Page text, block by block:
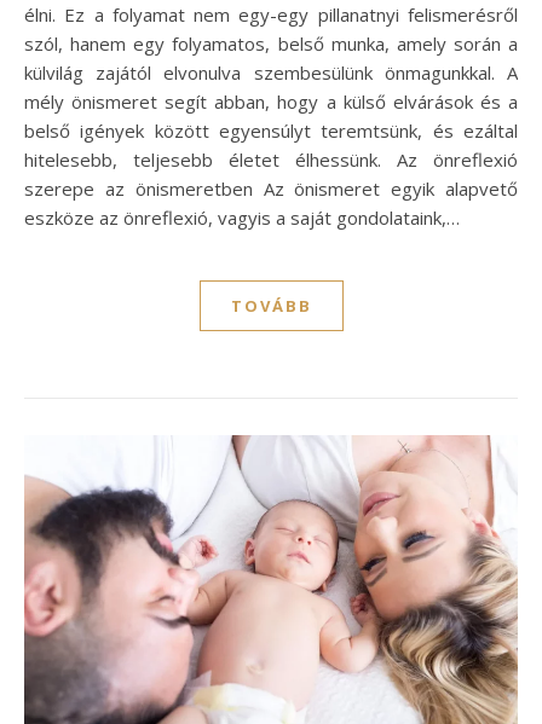
élni. Ez a folyamat nem egy-egy pillanatnyi felismerésről
szól, hanem egy folyamatos, belső munka, amely során a
külvilág zajától elvonulva szembesülünk önmagunkkal. A
mély önismeret segít abban, hogy a külső elvárások és a
belső igények között egyensúlyt teremtsünk, és ezáltal
hitelesebb, teljesebb életet élhessünk. Az önreflexió
szerepe az önismeretben Az önismeret egyik alapvető
eszköze az önreflexió, vagyis a saját gondolataink,…
TOVÁBB